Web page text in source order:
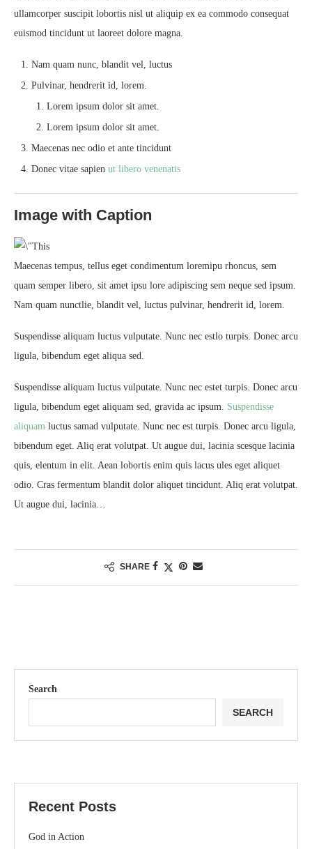
ullamcorper suscipit lobortis nisl ut aliquip ex ea commodo consequat
euismod tincidunt ut laoreet dolore magna.
Nam quam nunc, blandit vel, luctus
Pulvinar, hendrerit id, lorem.
Lorem ipsum dolor sit amet.
Lorem ipsum dolor sit amet.
Maecenas nec odio et ante tincidunt
Donec vitae sapien ut libero venenatis
Image with Caption
Maecenas tempus, tellus eget condimentum loremipu rhoncus, sem
quam semper libero, sit amet ipsu lore adipiscing sem neque sed ipsum.
Nam quam nunctlie, blandit vel, luctus pulvinar, hendrerit id, lorem.
Suspendisse aliquam luctus vulputate. Nunc nec estlo turpis. Donec arcu
ligula, bibendum eget aliqua sed.
Suspendisse aliquam luctus vulputate. Nunc nec estet turpis. Donec arcu
ligula, bibendum eget aliquam sed, gravida ac ipsum. Suspendisse
aliquam luctus samad vulputate. Nunc nec est turpis. Donec arcu ligula,
bibendum eget. Aliq erat volutpat. Ut augue dui, lacinia scesque lacinia
quis, elentum in elit. Aean lobortis enim quis lacus ules eget aliquet
odio. Cras fermentum blandit dolor aliquet tincidunt. Aliq erat volutpat.
Ut augue dui, lacinia…
SHARE
Search
SEARCH
Recent Posts
God in Action